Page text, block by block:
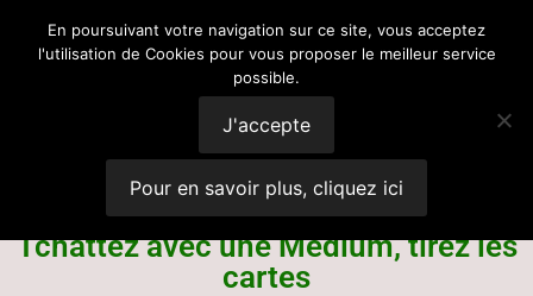
Voyance
Suisse
Tchattez avec une Médium, tirez les
cartes
En poursuivant votre navigation sur ce site, vous acceptez
l'utilisation de Cookies pour vous proposer le meilleur service
possible.
J'accepte
Pour en savoir plus, cliquez ici